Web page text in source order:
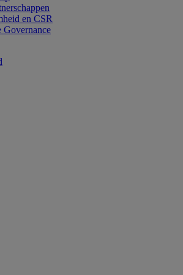
en CSR
Governance